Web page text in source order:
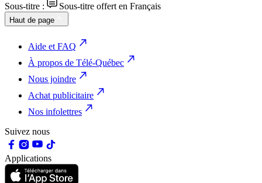
Sous-titre :
Sous-titre offert en Français
Haut de page
Aide et FAQ
À propos de Télé-Québec
Nous joindre
Achat publicitaire
Nos infolettres
Suivez nous
Applications